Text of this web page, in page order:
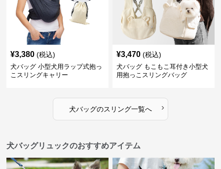
¥3,380 (税込)
犬バッグ 小型犬用ラップ式抱っ
こスリングキャリー
¥3,470 (税込)
犬バッグ もこもこ耳付き小型犬
用抱っこスリングバッグ
犬バッグのスリング一覧へ ›
犬バッグリュックのおすすめアイテム